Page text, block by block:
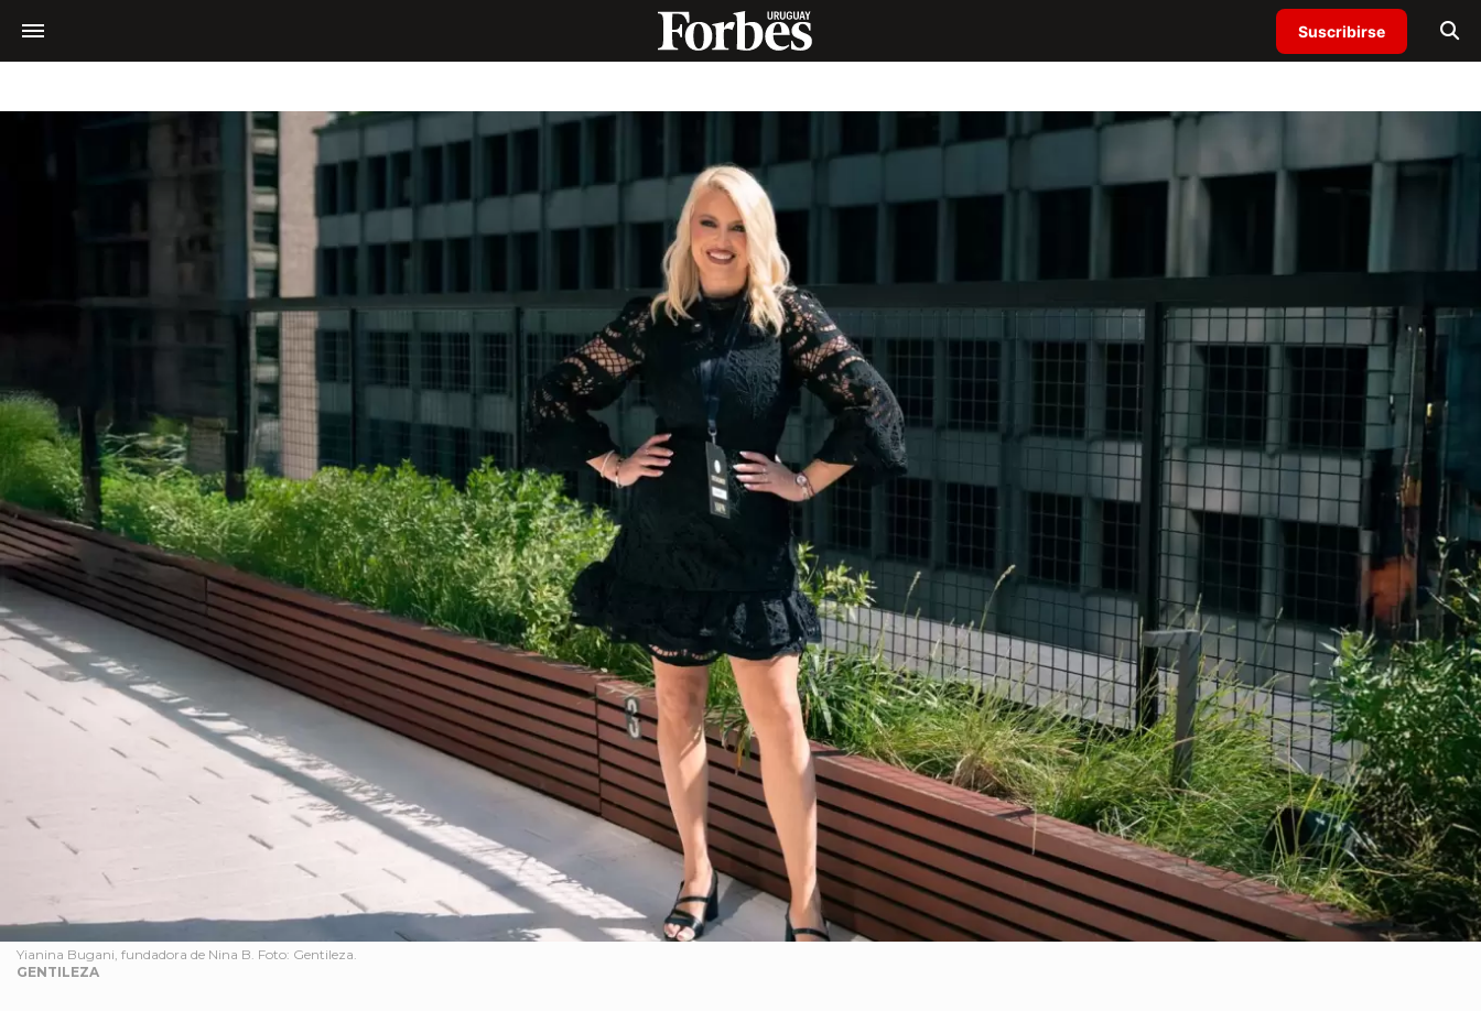
Suscribirse
Yianina Bugani, fundadora de Nina B. Foto: Gentileza.
GENTILEZA